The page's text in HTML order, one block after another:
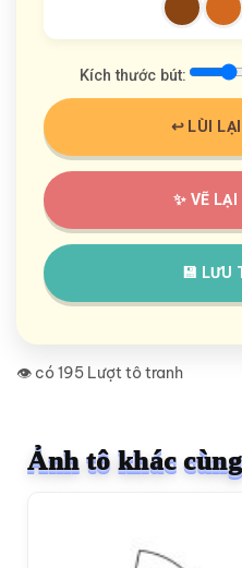
Kích thước bút:
↩️ LÙI LẠI
✨ VẼ
💾 LƯU
👁️ có 195 Lượt tô tranh
Ảnh tô khác